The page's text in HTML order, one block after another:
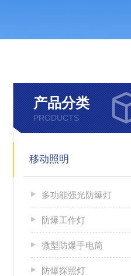
产品分类
PRODUCTS
移动照明
多功能强光防爆灯
防爆工作灯
微型防爆手电筒
防爆探照灯